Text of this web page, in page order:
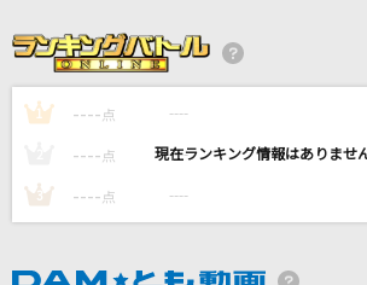
アイナ・ジ・エンド
打上花火
世界が終るまでは…
1 ---- 点 ----
---- 点 ----
3 ---- 点 ----